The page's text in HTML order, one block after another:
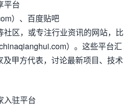
平台
）、百度贴吧
社区，或专注行业资讯的网站，比
）。这些平台汇
甲方代表，讨论最新项目、技术
入驻平台